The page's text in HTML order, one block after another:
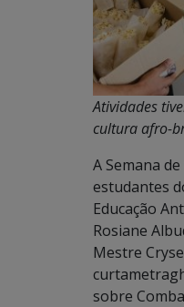
Atividades
cultura afro-
A Semana
estudantes
Educação
Rosiane
Mestre
sobre